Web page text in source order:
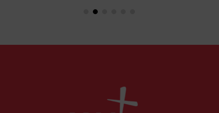
dans un style qui tranche avec les ceux qui